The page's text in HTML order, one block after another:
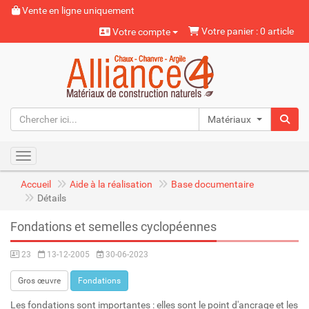
Vente en ligne uniquement
Votre compte
Votre panier : 0 article
Matériaux naturels
Toggle navigation
Accueil Aide à la réalisation
Base documentaire
Détails
Fondations et semelles cyclopéennes
23 13-12-2005 30-06-2023
Gros œuvre Fondations
Les fondations sont importantes : elles sont le point d'ancrage et les